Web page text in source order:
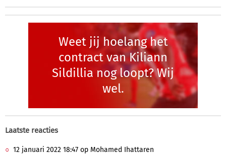
Weet jij hoelang het
contract van Kiliann
Sildillia nog loopt? Wij
wel.
Laatste reacties
12 januari 2022 18:47 op Mohamed Ihattaren